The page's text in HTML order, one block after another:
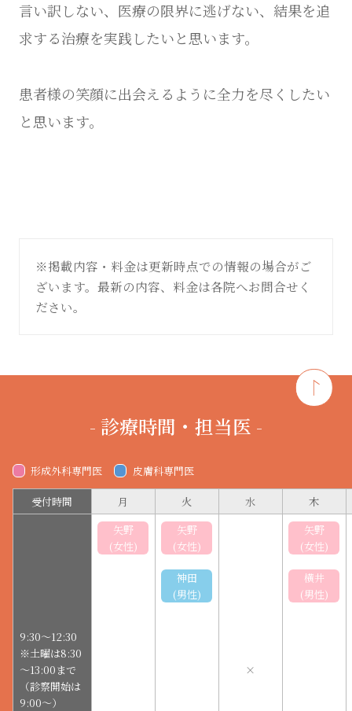
言い訳しない、医療の限界に逃げない、結果を追
求する治療を実践したいと思います。
患者様の笑顔に出会えるように全力を尽くしたい
と思います。
※掲載内容・料金は更新時点での情報の場合がご
ざいます。最新の内容、料金は各院へお問合せく
ださい。
- 診療時間・担当医 -
形成外科専門医 皮膚科専門医
受付時間 月 火 水 木
9:30～12:30
※土曜は8:30
～13:00まで
（診察開始は
9:00～）
矢野
(女性)
矢野
(女性)
神田
(男性)
×
矢野
(女性)
横井
(男性)